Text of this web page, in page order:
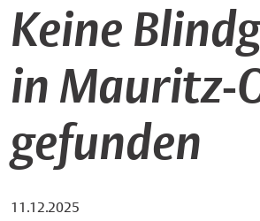
Keine
in Mauritz-
gefunden
11.12.2025